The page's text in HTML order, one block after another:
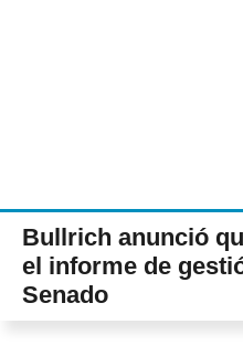
Bullrich anunció
el informe de
Senado